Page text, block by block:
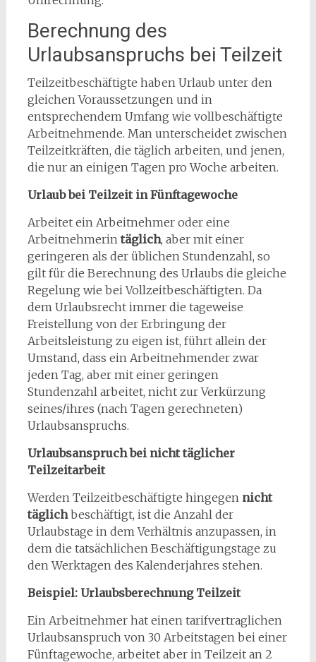
Berechnung des
Urlaubsanspruchs bei Teilzeit
Teilzeitbeschäftigte haben Urlaub unter den
gleichen Voraussetzungen und in
entsprechendem Umfang wie vollbeschäftigte
Arbeitnehmende. Man unterscheidet zwischen
Teilzeitkräften, die täglich arbeiten, und jenen,
die nur an einigen Tagen pro Woche arbeiten.
Urlaub bei Teilzeit in Fünftagewoche
Arbeitet ein Arbeitnehmer oder eine
Arbeitnehmerintäglich, aber mit einer
geringeren als der üblichen Stundenzahl, so
gilt für die Berechnung des Urlaubs die gleiche
Regelung wie bei Vollzeitbeschäftigten. Da
dem Urlaubsrecht immer die tageweise
Freistellung von der Erbringung der
Arbeitsleistung zu eigen ist, führt allein der
Umstand, dass ein Arbeitnehmender zwar
jeden Tag, aber mit einer geringen
Stundenzahl arbeitet, nicht zur Verkürzung
seines/ihres (nach Tagen gerechneten)
Urlaubsanspruchs.
Urlaubsanspruch bei nicht täglicher
Teilzeitarbeit
Werden Teilzeitbeschäftigte hingegen nicht
täglichbeschäftigt, ist die Anzahl der
Urlaubstage in dem Verhältnis anzupassen, in
dem die tatsächlichen Beschäftigungstage zu
den Werktagen des Kalenderjahres stehen.
Beispiel: Urlaubsberechnung Teilzeit
Ein Arbeitnehmer hat einen tarifvertraglichen
Urlaubsanspruch von 30 Arbeitstagen bei einer
Fünftagewoche, arbeitet aber in Teilzeit an 2